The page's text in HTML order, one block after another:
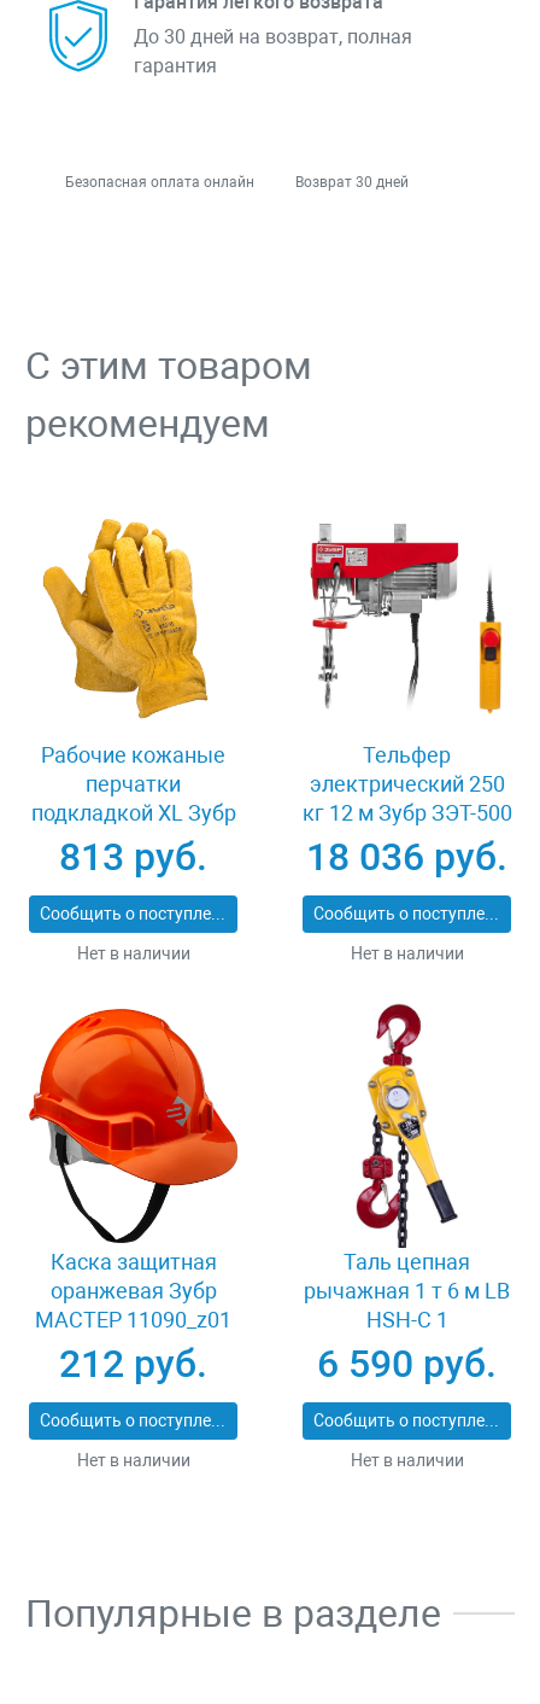
До 30 дней на возврат, полная
гарантия
Безопасная оплата онлайн Возврат 30 дней
С этим товаром
рекомендуем
Рабочие кожаные
перчатки
подкладкой XL Зубр
МАСТЕР 1135-XL
813 руб.
Сообщить о поступлении
Нет в наличии
Тельфер
электрический 250
кг 12 м Зубр ЗЭТ-500
18 036 руб.
Сообщить о поступлении
Нет в наличии
Каска защитная
оранжевая Зубр
МАСТЕР 11090_z01
212 руб.
Сообщить о поступлении
Нет в наличии
Таль цепная
рычажная 1 т 6 м LB
HSH-C 1
6 590 руб.
Сообщить о поступлении
Нет в наличии
Популярные в разделе